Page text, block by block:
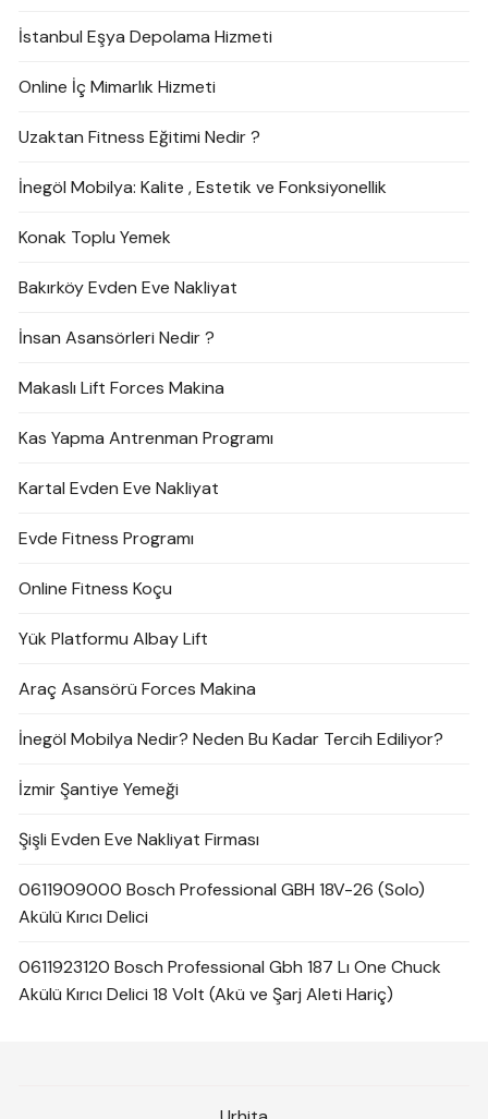
İstanbul Eşya Depolama Hizmeti
Online İç Mimarlık Hizmeti
Uzaktan Fitness Eğitimi Nedir ?
İnegöl Mobilya: Kalite , Estetik ve Fonksiyonellik
Konak Toplu Yemek
Bakırköy Evden Eve Nakliyat
İnsan Asansörleri Nedir ?
Makaslı Lift Forces Makina
Kas Yapma Antrenman Programı
Kartal Evden Eve Nakliyat
Evde Fitness Programı
Online Fitness Koçu
Yük Platformu Albay Lift
Araç Asansörü Forces Makina
İnegöl Mobilya Nedir? Neden Bu Kadar Tercih Ediliyor?
İzmir Şantiye Yemeği
Şişli Evden Eve Nakliyat Firması
0611909000 Bosch Professional GBH 18V-26 (Solo)
Akülü Kırıcı Delici
0611923120 Bosch Professional Gbh 187 Lı One Chuck
Akülü Kırıcı Delici 18 Volt (Akü ve Şarj Aleti Hariç)